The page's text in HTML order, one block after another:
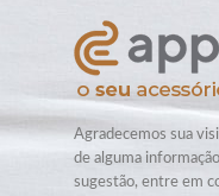
Agradecemos sua
de alguma
sugestão, entre em